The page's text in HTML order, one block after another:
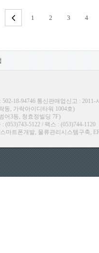
1 2 3 4
18-94746 통신판매업신고 : 2011-
동, 가락아이디타워 1004호)
어3동, 청효정빌딩 7F)
(053)743-5122 / 팩스 : (053)744-1120
마트폰개발, 물류관리시스템구축,